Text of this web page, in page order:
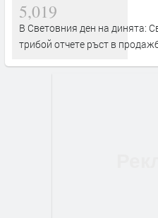
5,019
В Световния ден на динята:
трибой отчете ръст в